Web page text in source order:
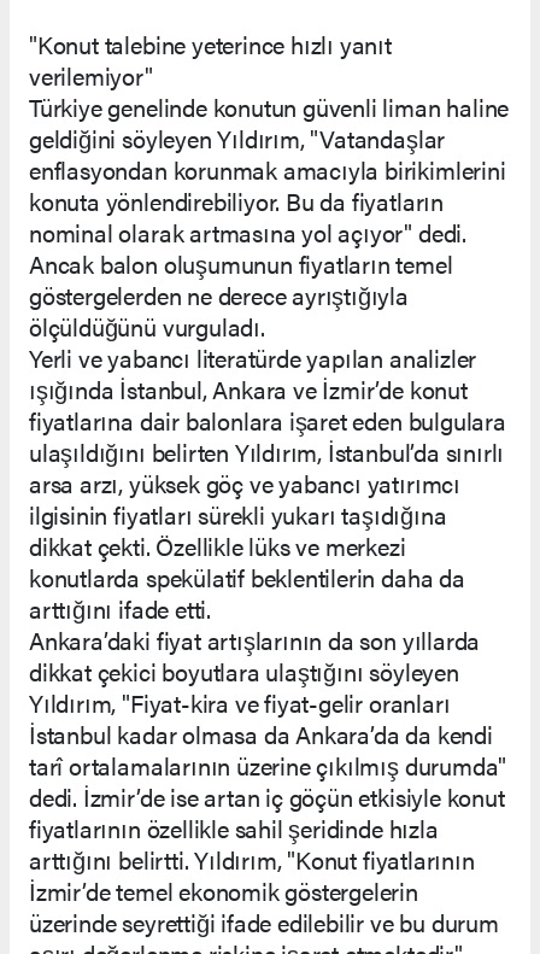
"Konut talebine yeterince hızlı yanıt
verilemiyor"
Türkiye genelinde konutun güvenli liman haline
geldiğini söyleyen Yıldırım, "Vatandaşlar
enflasyondan korunmak amacıyla birikimlerini
konuta yönlendirebiliyor. Bu da fiyatların
nominal olarak artmasına yol açıyor" dedi.
Ancak balon oluşumunun fiyatların temel
göstergelerden ne derece ayrıştığıyla
ölçüldüğünü vurguladı.
Yerli ve yabancı literatürde yapılan analizler
ışığında İstanbul, Ankara ve İzmir’de konut
fiyatlarına dair balonlara işaret eden bulgulara
ulaşıldığını belirten Yıldırım, İstanbul’da sınırlı
arsa arzı, yüksek göç ve yabancı yatırımcı
ilgisinin fiyatları sürekli yukarı taşıdığına
dikkat çekti. Özellikle lüks ve merkezi
konutlarda spekülatif beklentilerin daha da
arttığını ifade etti.
Ankara’daki fiyat artışlarının da son yıllarda
dikkat çekici boyutlara ulaştığını söyleyen
Yıldırım, "Fiyat-kira ve fiyat-gelir oranları
İstanbul kadar olmasa da Ankara’da da kendi
tarî ortalamalarının üzerine çıkılmış durumda"
dedi. İzmir’de ise artan iç göçün etkisiyle konut
fiyatlarının özellikle sahil şeridinde hızla
arttığını belirtti. Yıldırım, "Konut fiyatlarının
İzmir’de temel ekonomik göstergelerin
üzerinde seyrettiği ifade edilebilir ve bu durum